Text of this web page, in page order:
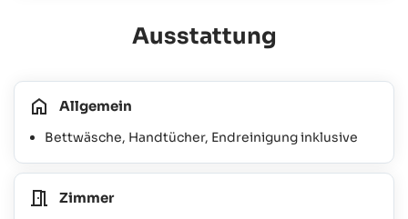
Ausstattung
Allgemein
Bettwäsche, Handtücher, Endreinigung inklusive
Zimmer